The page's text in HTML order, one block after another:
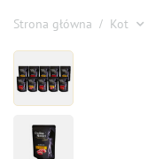
Strona główna Kot